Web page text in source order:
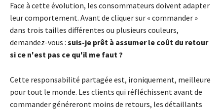
Face à cette évolution, les consommateurs doivent adapter
leur comportement. Avant de cliquer sur « commander »
dans trois tailles différentes ou plusieurs couleurs,
demandez-vous : suis-je prêt à assumer le coût du retour
si ce n'est pas ce qu'il me faut ?
Cette responsabilité partagée est, ironiquement, meilleure
pour tout le monde. Les clients qui réfléchissent avant de
commander généreront moins de retours, les détaillants